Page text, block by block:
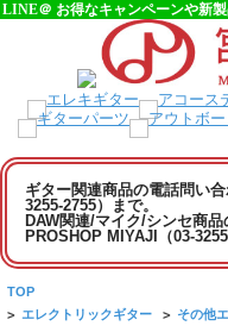
LINE＠ お得なキャンペーンや新
ギター関連商品の電話問い
3255-2755）まで。
DAW関連/マイク/シンセ商
PROSHOP MIYAJI（03-
TOP
> エレクトリックギター > その他